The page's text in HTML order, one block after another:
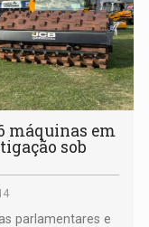
máquinas em
sob
parlamentares e